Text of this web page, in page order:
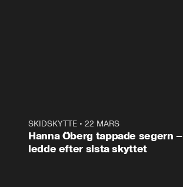
SKIDSKYTTE• 22 MARS
Hanna Öberg tappade segern –
ledde efter sista skyttet